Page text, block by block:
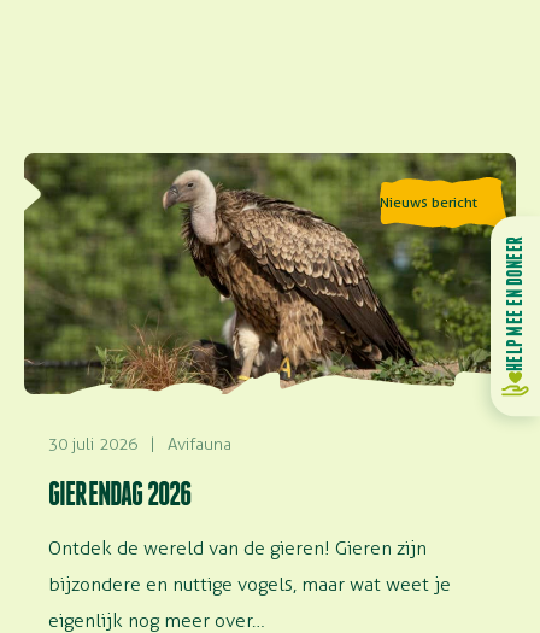
Nieuws bericht
30 juli 2026 | Avifauna
GIERENDAG 2026
Ontdek de wereld van de gieren! Gieren zijn
bijzondere en nuttige vogels, maar wat weet je
eigenlijk nog meer over…
Lees meer over Gierendag 2026
HELP MEE EN DONEER